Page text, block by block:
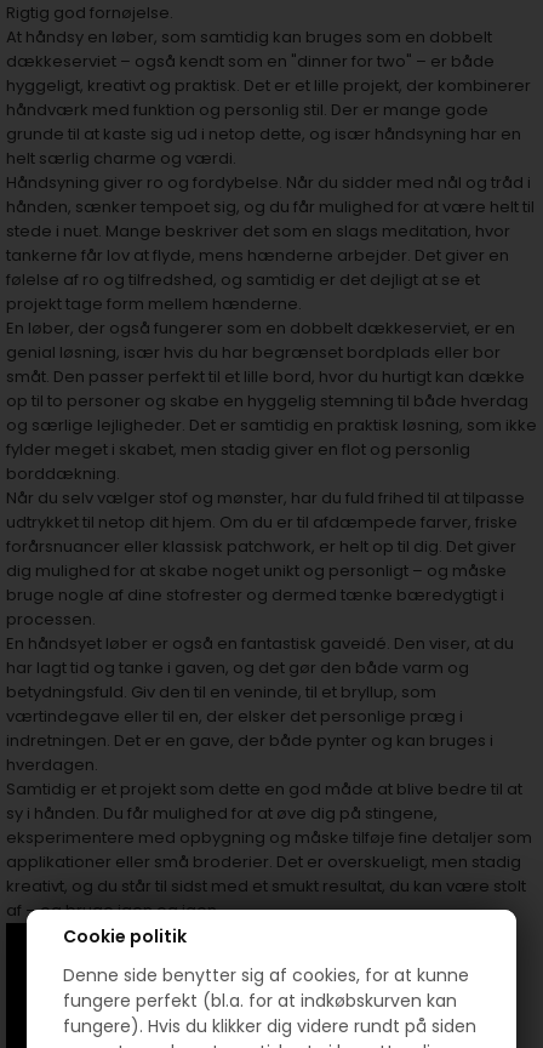
Cookie politik
Denne side benytter sig af cookies, for at kunne
fungere perfekt (bl.a. for at indkøbskurven kan
fungere). Hvis du klikker dig videre rundt på siden
Rigtig god fornøjelse.
At håndsy en løber, som samtidig kan bruges som en dobbelt
dækkeserviet – også kendt som en "dinner for two" – er både
hyggeligt, kreativt og praktisk. Det er et lille projekt, der kombinerer
håndværk med funktion og personlig stil. Der er mange gode
grunde til at kaste sig ud i netop dette, og især håndsyning har en
helt særlig charme og værdi.
Håndsyning giver ro og fordybelse. Når du sidder med nål og tråd i
hånden, sænker tempoet sig, og du får mulighed for at være helt til
stede i nuet. Mange beskriver det som en slags meditation, hvor
tankerne får lov at flyde, mens hænderne arbejder. Det giver en
følelse af ro og tilfredshed, og samtidig er det dejligt at se et
projekt tage form mellem hænderne.
En løber, der også fungerer som en dobbelt dækkeserviet, er en
genial løsning, især hvis du har begrænset bordplads eller bor
småt. Den passer perfekt til et lille bord, hvor du hurtigt kan dække
op til to personer og skabe en hyggelig stemning til både hverdag
og særlige lejligheder. Det er samtidig en praktisk løsning, som ikke
fylder meget i skabet, men stadig giver en flot og personlig
borddækning.
Når du selv vælger stof og mønster, har du fuld frihed til at tilpasse
udtrykket til netop dit hjem. Om du er til afdæmpede farver, friske
forårsnuancer eller klassisk patchwork, er helt op til dig. Det giver
dig mulighed for at skabe noget unikt og personligt – og måske
bruge nogle af dine stofrester og dermed tænke bæredygtigt i
processen.
En håndsyet løber er også en fantastisk gaveidé. Den viser, at du
har lagt tid og tanke i gaven, og det gør den både varm og
betydningsfuld. Giv den til en veninde, til et bryllup, som
værtindegave eller til en, der elsker det personlige præg i
indretningen. Det er en gave, der både pynter og kan bruges i
hverdagen.
Samtidig er et projekt som dette en god måde at blive bedre til at
sy i hånden. Du får mulighed for at øve dig på stingene,
eksperimentere med opbygning og måske tilføje fine detaljer som
applikationer eller små broderier. Det er overskueligt, men stadig
kreativt, og du står til sidst med et smukt resultat, du kan være stolt
af – og bruge igen og igen.